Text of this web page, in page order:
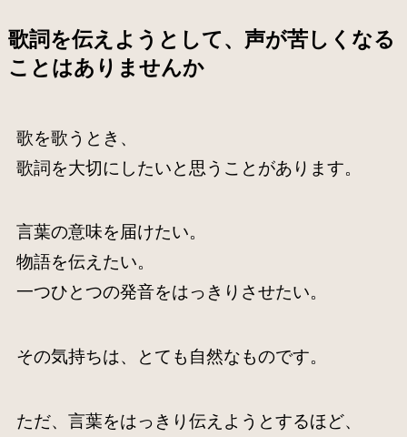
歌詞を伝えようとして、声が苦しくなる
ことはありませんか
歌を歌うとき、
歌詞を大切にしたいと思うことがあります。
言葉の意味を届けたい。
物語を伝えたい。
一つひとつの発音をはっきりさせたい。
その気持ちは、とても自然なものです。
ただ、言葉をはっきり伝えようとするほど、